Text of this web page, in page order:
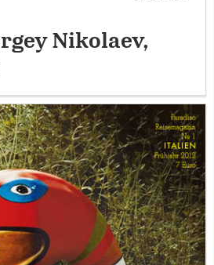
Nikolaev,